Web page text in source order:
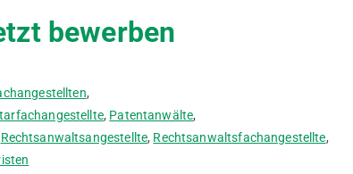
bewerben
,
, Patentanwälte,
Rechtsanwaltsangestellte, Rechtsanwaltsfachangestellte,